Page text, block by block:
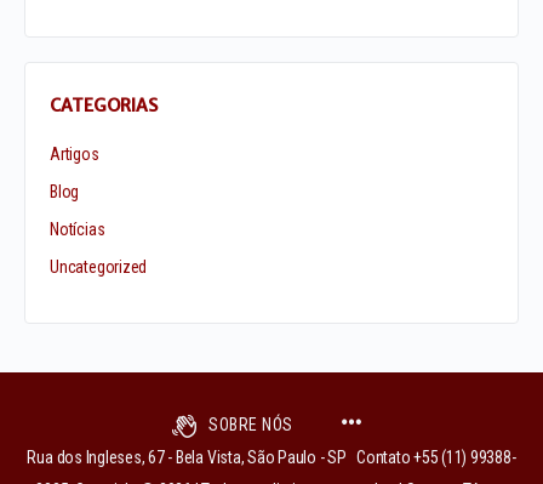
CATEGORIAS
Artigos
Blog
Notícias
Uncategorized
SOBRE NÓS
Rua dos Ingleses, 67 - Bela Vista, São Paulo - SP Contato +55 (11) 99388-